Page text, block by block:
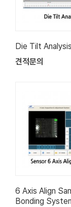
Die Tilt Analysis
견적문의
6 Axis Align
Bonding